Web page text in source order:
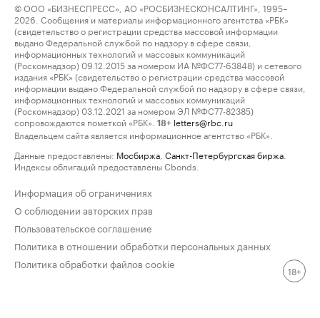
© ООО «БИЗНЕСПРЕСС», АО «РОСБИЗНЕСКОНСАЛТИНГ», 1995–
2026. Сообщения и материалы информационного агентства «РБК»
(свидетельство о регистрации средства массовой информации
выдано Федеральной службой по надзору в сфере связи,
информационных технологий и массовых коммуникаций
(Роскомнадзор) 09.12.2015 за номером ИА №ФС77-63848) и сетевого
издания «РБК» (свидетельство о регистрации средства массовой
информации выдано Федеральной службой по надзору в сфере связи,
информационных технологий и массовых коммуникаций
(Роскомнадзор) 03.12.2021 за номером ЭЛ №ФС77-82385)
сопровождаются пометкой «РБК».
18+ letters@rbc.ru
Владельцем сайта является информационное агентство «РБК».
Данные предоставлены: Мосбиржа Санкт-Петербургская биржа
Индексы облигаций предоставлены Cbonds.
Информация об ограничениях
О соблюдении авторских прав
Пользовательское соглашение
Политика в отношении обработки персональных данных
Политика обработки файлов cookie
18+